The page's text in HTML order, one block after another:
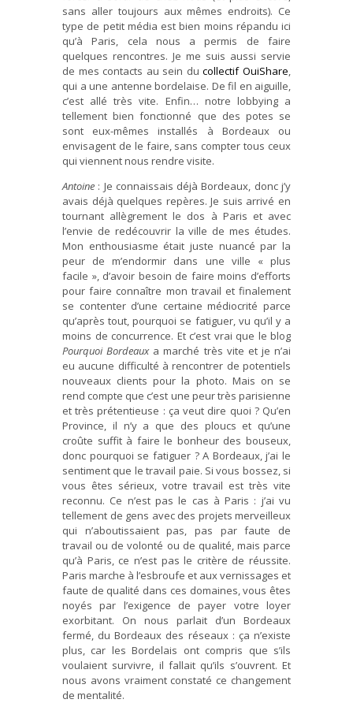
sans aller toujours aux mêmes endroits). Ce
type de petit média est bien moins répandu ici
qu’à Paris, cela nous a permis de faire
quelques rencontres. Je me suis aussi servie
de mes contacts au sein ducollectif OuiShare,
qui a une antenne bordelaise. De fil en aiguille,
c’est allé très vite. Enfin… notre lobbying a
tellement bien fonctionné que des potes se
sont eux-mêmes installés à Bordeaux ou
envisagent de le faire, sans compter tous ceux
qui viennent nous rendre visite.
Antoine : Je connaissais déjà Bordeaux, donc j’y
avais déjà quelques repères. Je suis arrivé en
tournant allègrement le dos à Paris et avec
l’envie de redécouvrir la ville de mes études.
Mon enthousiasme était juste nuancé par la
peur de m’endormir dans une ville « plus
facile », d’avoir besoin de faire moins d’efforts
pour faire connaître mon travail et finalement
se contenter d’une certaine médiocrité parce
qu’après tout, pourquoi se fatiguer, vu qu’il y a
moins de concurrence. Et c’est vrai que le blog
Pourquoi Bordeauxa marché très vite et je n’ai
eu aucune difficulté à rencontrer de potentiels
nouveaux clients pour la photo. Mais on se
rend compte que c’est une peur très parisienne
et très prétentieuse : ça veut dire quoi ? Qu’en
Province, il n’y a que des ploucs et qu’une
croûte suffit à faire le bonheur des bouseux,
donc pourquoi se fatiguer ? A Bordeaux, j’ai le
sentiment que le travail paie. Si vous bossez, si
vous êtes sérieux, votre travail est très vite
reconnu. Ce n’est pas le cas à Paris : j’ai vu
tellement de gens avec des projets merveilleux
qui n’aboutissaient pas, pas par faute de
travail ou de volonté ou de qualité, mais parce
qu’à Paris, ce n’est pas le critère de réussite.
Paris marche à l’esbroufe et aux vernissages et
faute de qualité dans ces domaines, vous êtes
noyés par l’exigence de payer votre loyer
exorbitant. On nous parlait d’un Bordeaux
fermé, du Bordeaux des réseaux : ça n’existe
plus, car les Bordelais ont compris que s’ils
voulaient survivre, il fallait qu’ils s’ouvrent. Et
nous avons vraiment constaté ce changement
de mentalité.